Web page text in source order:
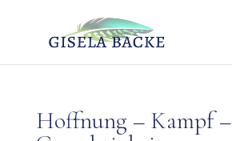
Hoffnung – Kampf –